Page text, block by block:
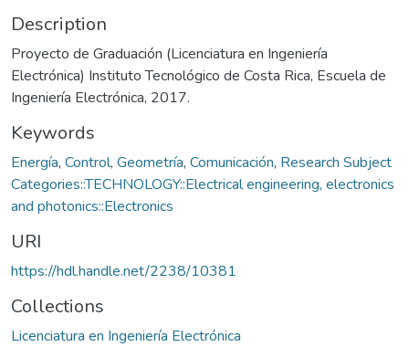
Description
Proyecto de Graduación (Licenciatura en Ingeniería
Electrónica) Instituto Tecnológico de Costa Rica, Escuela de
Ingeniería Electrónica, 2017.
Keywords
Energía, Control, Geometría, Comunicación, Research Subject
Categories::TECHNOLOGY::Electrical engineering, electronics
and photonics::Electronics
URI
https://hdl.handle.net/2238/10381
Collections
Licenciatura en Ingeniería Electrónica